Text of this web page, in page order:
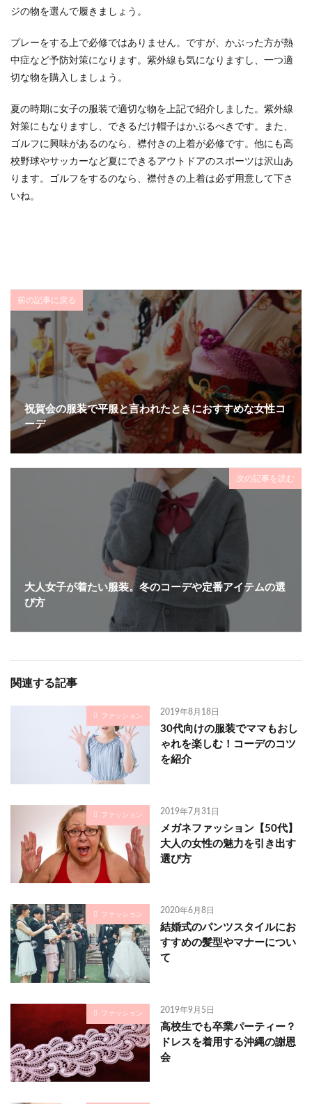
ジの物を選んで履きましょう。
プレーをする上で必修ではありません。ですが、かぶった方が熱
中症など予防対策になります。紫外線も気になりますし、一つ適
切な物を購入しましょう。
夏の時期に女子の服装で適切な物を上記で紹介しました。紫外線
対策にもなりますし、できるだけ帽子はかぶるべきです。また、
ゴルフに興味があるのなら、襟付きの上着が必修です。他にも高
校野球やサッカーなど夏にできるアウトドアのスポーツは沢山あ
ります。ゴルフをするのなら、襟付きの上着は必ず用意して下さ
いね。
前の記事に戻る
祝賀会の服装で平服と言われたときにおすすめな女性コ
ーデ
次の記事を読む
大人女子が着たい服装。冬のコーデや定番アイテムの選
び方
関連する記事
ファッション 2019年8月18日
30代向けの服装でママもおし
ゃれを楽しむ！コーデのコツ
を紹介
ファッション 2019年7月31日
メガネファッション【50代】
大人の女性の魅力を引き出す
選び方
ファッション 2020年6月8日
結婚式のパンツスタイルにお
すすめの髪型やマナーについ
て
ファッション 2019年9月5日
高校生でも卒業パーティー？
ドレスを着用する沖縄の謝恩
会